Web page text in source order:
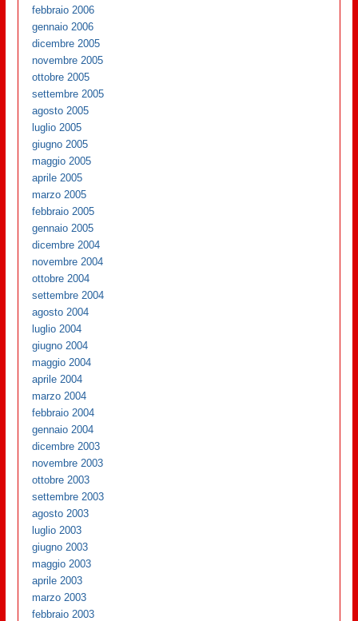
febbraio 2006
gennaio 2006
dicembre 2005
novembre 2005
ottobre 2005
settembre 2005
agosto 2005
luglio 2005
giugno 2005
maggio 2005
aprile 2005
marzo 2005
febbraio 2005
gennaio 2005
dicembre 2004
novembre 2004
ottobre 2004
settembre 2004
agosto 2004
luglio 2004
giugno 2004
maggio 2004
aprile 2004
marzo 2004
febbraio 2004
gennaio 2004
dicembre 2003
novembre 2003
ottobre 2003
settembre 2003
agosto 2003
luglio 2003
giugno 2003
maggio 2003
aprile 2003
marzo 2003
febbraio 2003